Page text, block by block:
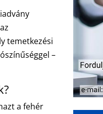
temetkezési
–
a fehér